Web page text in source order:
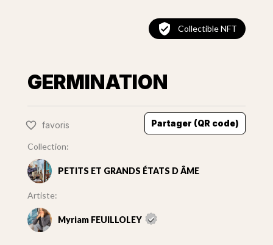
Collectible NFT
GERMINATION
favoris Partager (QR code)
Collection:
PETITS ET GRANDS ÉTATS D ÂME
Artiste:
Myriam FEUILLOLEY